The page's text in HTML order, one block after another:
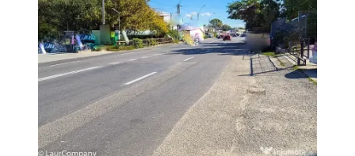
Servicii
Animale de companie
Afaceri și echipamente profesionale
Inchiriere Bunuri si Vehicule
Utilaje agricole si industriale
Piese auto si accesorii
Dacia Duster